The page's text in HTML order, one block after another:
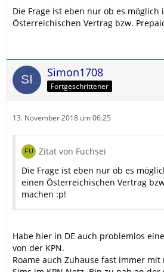
Die Frage ist eben nur ob es möglich
Österreichischen Vertrag bzw.
Simon1708
Fortgeschrittener
13. November 2018 um 06:25
Zitat von Fuchsei
Die Frage ist eben nur ob es
einen Österreichischen Vertrag
machen :p!
Habe hier in DE auch problemlos
von der KPN.
Roame auch Zuhause fast immer